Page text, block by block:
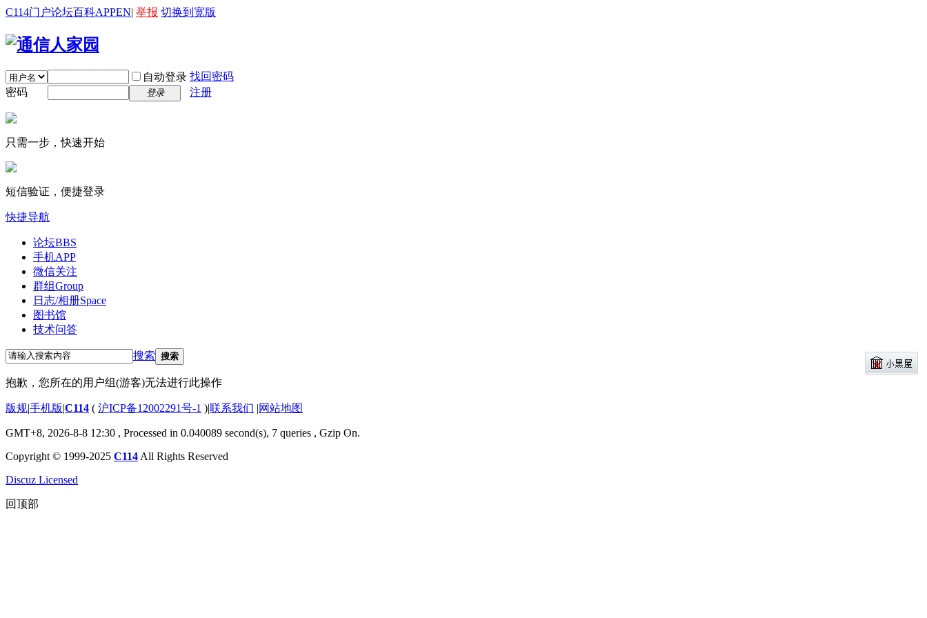
C114门户论坛百科APPEN| 举报 切换到宽版
自动登录 找回密码
密码
登录 注册
只需一步，快速开始
短信验证，便捷登录
快捷导航
论坛BBS
手机APP
微信关注
群组Group
日志/相册Space
图书馆
技术问答
搜索 搜索
抱歉，您所在的用户组(游客)无法进行此操作
版规|手机版|C114 ( 沪ICP备12002291号-1 )|联系我们 |网站地图
GMT+8, 2026-8-8 12:30 , Processed in 0.040089 second(s), 7 queries , Gzip On.
Copyright © 1999-2025 C114 All Rights Reserved
Discuz Licensed
回顶部